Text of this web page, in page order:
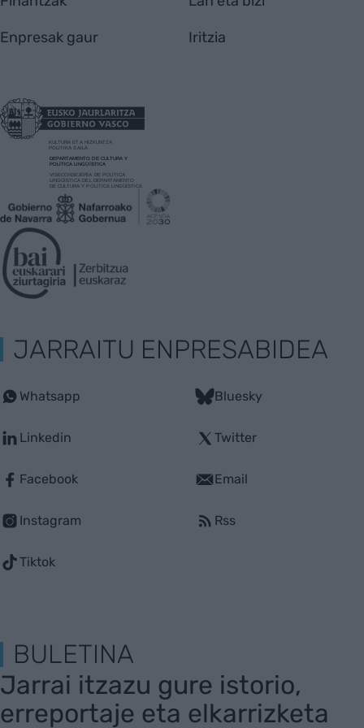
Enpresak gaur Iritzia
JARRAITU ENPRESABIDEA
Whatsapp
Linkedin
Facebook
Instagram
Tiktok
Bluesky
Twitter
Email
Rss
BULETINA
Jarrai itzazu gure istorio,
erreportaje eta elkarrizketa